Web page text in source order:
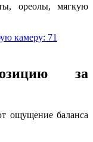
ореолы, мягкую
за
ощущение баланса